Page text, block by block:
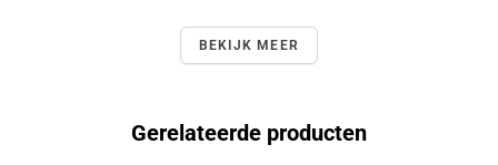
BEKIJK MEER
Gerelateerde producten